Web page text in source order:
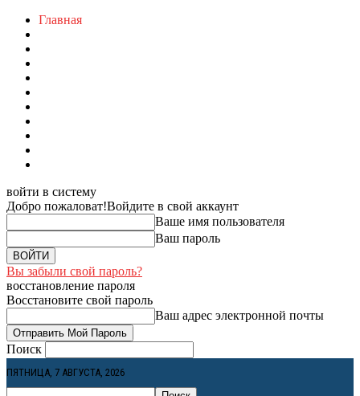
Главная
войти в систему
Добро пожаловат!Войдите в свой аккаунт
Ваше имя пользователя
Ваш пароль
Вы забыли свой пароль?
восстановление пароля
Восстановите свой пароль
Ваш адрес электронной почты
Поиск
ПЯТНИЦА, 7 АВГУСТА, 2026